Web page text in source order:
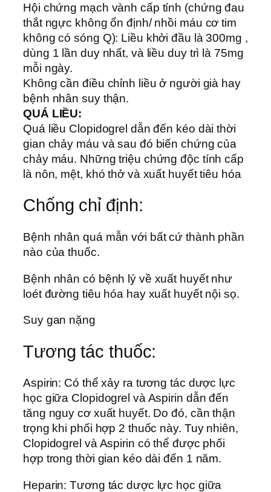
Hội chứng mạch vành cấp tính (chứng đau
thắt ngực không ổn định/ nhồi máu cơ tim
không có sóng Q): Liều khởi đầu là 300mg ,
dùng 1 lần duy nhất, và liều duy trì là 75mg
mỗi ngày.
Không cần điều chỉnh liều ở người già hay
bệnh nhân suy thận.
QUÁ LIỀU:
Quá liều Clopidogrel dẫn đến kéo dài thời
gian chảy máu và sau đó biến chứng của
chảy máu. Những triệu chứng độc tính cấp
là nôn, mệt, khó thở và xuất huyết tiêu hóa
Chống chỉ định:
Bệnh nhân quá mẫn với bất cứ thành phần
nào của thuốc.
Bệnh nhân có bệnh lý về xuất huyết như
loét đường tiêu hóa hay xuất huyết nội sọ.
Suy gan nặng
Tương tác thuốc:
Aspirin: Có thể xảy ra tương tác dược lực
học giữa Clopidogrel và Aspirin dẫn đến
tăng nguy cơ xuất huyết. Do đó, cần thận
trọng khi phối hợp 2 thuốc này. Tuy nhiên,
Clopidogrel và Aspirin có thể được phối
hợp trong thời gian kéo dài đến 1 năm.
Heparin: Tương tác dược lực học giữa